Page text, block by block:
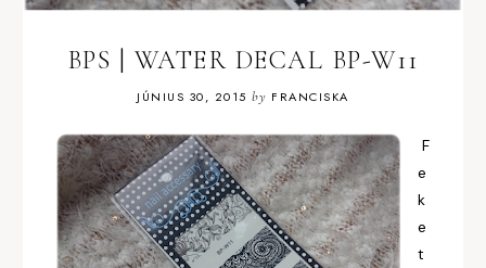
BPS | WATER DECAL BP-W11
JÚNIUS 30, 2015 by FRANCISKA
F
e
k
e
t